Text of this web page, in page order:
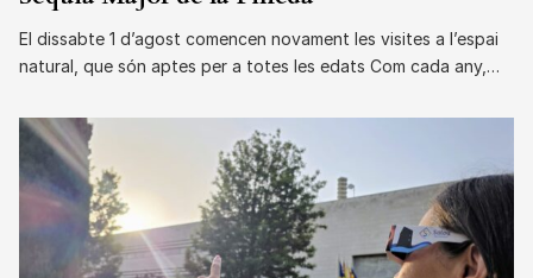
El dissabte 1 d’agost comencen novament les visites a l’espai
natural, que són aptes per a totes les edats Com cada any,…